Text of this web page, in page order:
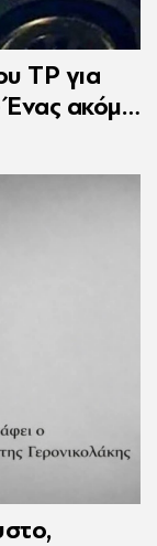
ΤP για
Ένας ακόμη
του